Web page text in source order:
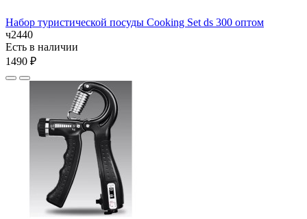
Набор туристической посуды Cooking Set ds 300 оптом
ч2440
Есть в наличии
1490 ₽